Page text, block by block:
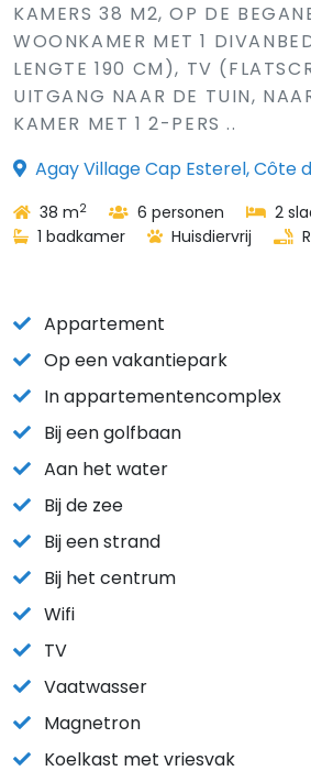
KAMERS 38 M2, OP DE
WOONKAMER MET 1
LENGTE 190 CM), TV
UITGANG NAAR DE TUIN,
KAMER MET 1 2-PERS ..
Agay Village Cap Esterel, Côte
38 m2 6 personen
2
1 badkamer
Huisdiervrij
Appartement
Op een vakantiepark
In appartementencomplex
Bij een golfbaan
Aan het water
Bij de zee
Bij een strand
Bij het centrum
Wifi
TV
Vaatwasser
Magnetron
Koelkast met vriesvak